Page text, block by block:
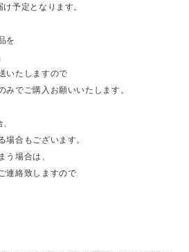
予定となります。
を
いたしますので
みでご購入お願いいたします。
場合もございます。
う場合は、
連絡致しますので